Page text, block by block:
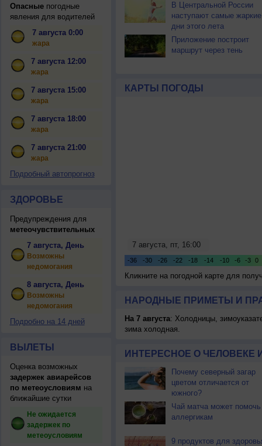
Опасныепогодные
явления для водителей
7 августа 0:00
жара
7 августа 12:00
жара
7 августа 15:00
жара
7 августа 18:00
жара
7 августа 21:00
жара
Подробный автопрогноз
ЗДОРОВЬЕ
Предупреждения для
метеочувствительных
7 августа, День
Возможны
недомогания
8 августа, День
Возможны
недомогания
Подробно на 14 дней
ВЫЛЕТЫ
Оценка возможных
задержек авиарейсов
по метеоусловиям на
ближайшие сутки
Не ожидается
задержек по
метеоусловиям
В Центральной России
наступают самые жаркие
дни этого лета
Приложение построит
маршрут через тень
КАРТЫ ПОГОДЫ
Кликните на погодной карте для
НАРОДНЫЕ ПРИМЕТЫ И
На 7 августа: Холодницы,
зима холодная.
ИНТЕРЕСНОЕ О ЧЕЛОВЕКЕ
Почему северный загар
цветом отличается от
южного?
Чай матча может помочь
аллергикам
9 продуктов для